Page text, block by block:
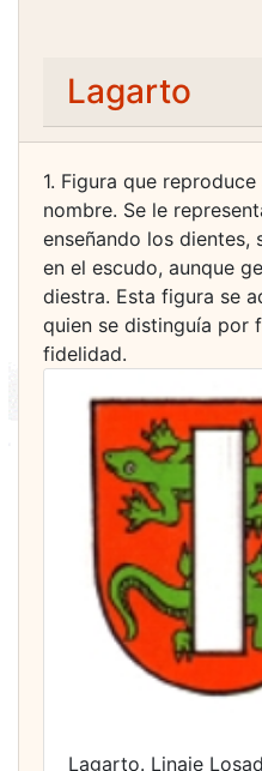
Lagarto
1. Figura que
nombre. Se le
enseñando los dientes,
en el escudo, aunque
diestra. Esta figura se
quien se distinguía por
fidelidad.
Lagarto. Linaje